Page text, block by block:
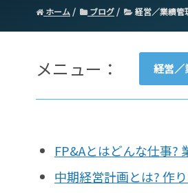
ホーム ブログ 経営／業績管
メニュー： 経営／
経営／
サプラ
FP&Aとはどんな仕事?
中期経営計画とは? 作